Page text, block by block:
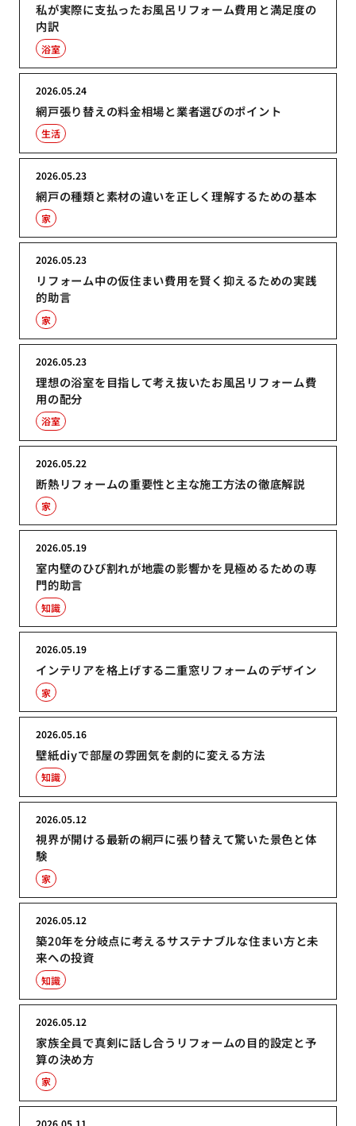
私が実際に支払ったお風呂リフォーム費用と満足度の
内訳
浴室
網戸張り替えの料金相場と業者選びのポイント
2026.05.24
生活
網戸の種類と素材の違いを正しく理解するための基本
2026.05.23
家
リフォーム中の仮住まい費用を賢く抑えるための実践
的助言
2026.05.23
家
理想の浴室を目指して考え抜いたお風呂リフォーム費
用の配分
2026.05.23
浴室
断熱リフォームの重要性と主な施工方法の徹底解説
2026.05.22
家
室内壁のひび割れが地震の影響かを見極めるための専
門的助言
2026.05.19
知識
インテリアを格上げする二重窓リフォームのデザイン
2026.05.19
家
壁紙diyで部屋の雰囲気を劇的に変える方法
2026.05.16
知識
視界が開ける最新の網戸に張り替えて驚いた景色と体
験
2026.05.12
家
築20年を分岐点に考えるサステナブルな住まい方と未
来への投資
2026.05.12
知識
家族全員で真剣に話し合うリフォームの目的設定と予
算の決め方
2026.05.12
家
2026.05.11